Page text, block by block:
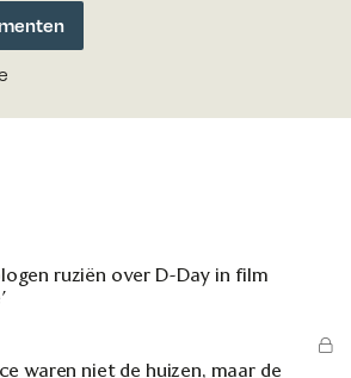
ruziën over D-Day in film
waren niet de huizen, maar de